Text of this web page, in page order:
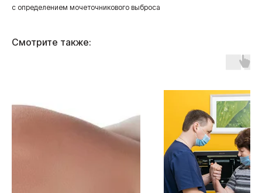
с определением мочеточникового выброса
Смотрите также: